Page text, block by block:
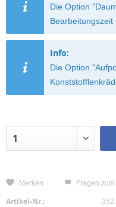
Die Option
Info:
Die Option
Fragen
Merken
Artikel-Nr.: